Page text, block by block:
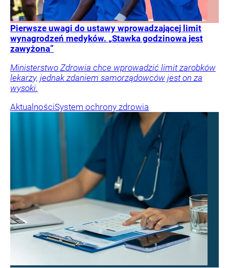
Pierwsze uwagi do ustawy wprowadzającej limit
wynagrodzeń medyków. „Stawka godzinowa jest
zawyżona”
Ministerstwo Zdrowia chce wprowadzić limit zarobków
lekarzy, jednak zdaniem samorządowców jest on za
wysoki.
AktualnościSystem ochrony zdrowia